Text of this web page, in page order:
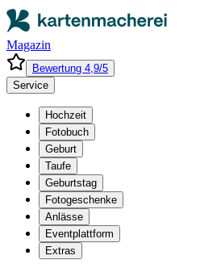
Magazin
Bewertung 4,9/5
Service
Hochzeit
Fotobuch
Geburt
Taufe
Geburtstag
Fotogeschenke
Anlässe
Eventplattform
Extras